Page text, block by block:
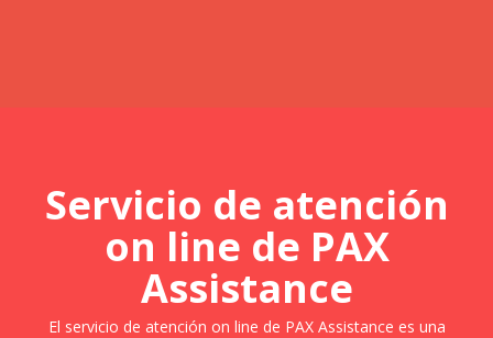
Servicio de atención
on line de PAX
Assistance
El servicio de atención on line de PAX Assistance es una